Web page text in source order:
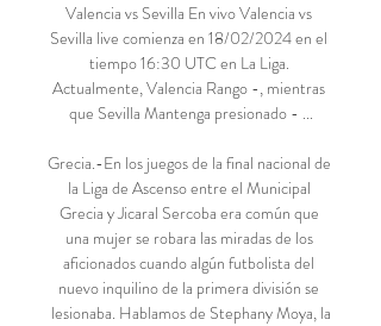
Valencia vs Sevilla En vivo Valencia vs
Sevilla live comienza en 18/02/2024 en el
tiempo 16:30 UTC en La Liga.
Actualmente, Valencia Rango -, mientras
que Sevilla Mantenga presionado - ...
Grecia.-En los juegos de la final nacional de
la Liga de Ascenso entre el Municipal
Grecia y Jicaral Sercoba era común que
una mujer se robara las miradas de los
aficionados cuando algún futbolista del
nuevo inquilino de la primera división se
lesionaba. Hablamos de Stephany Moya, la